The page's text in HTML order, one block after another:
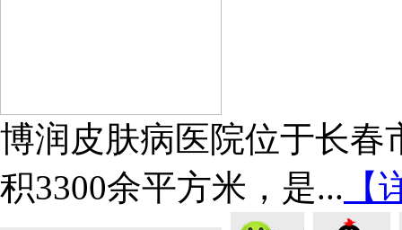
博润皮肤病医院位于长春
积3300余平方米，是... 【